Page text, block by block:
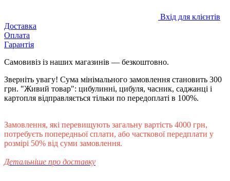
Вхід для клієнтів
Доставка
Оплата
Гарантія
Самовивіз із наших магазинів — безкоштовно.
Зверніть увагу! Сума мінімального замовлення становить 300
грн. "Живий товар": цибулинні, цибуля, часник, саджанці і
картопля відправляється тільки по передоплаті в 100%.
Замовлення, які перевищують загальну вартість 4000 грн,
потребуєть попередньої сплати, або часткової передплати у
розмірі 50% від суми замовлення.
Детальніше про доставку